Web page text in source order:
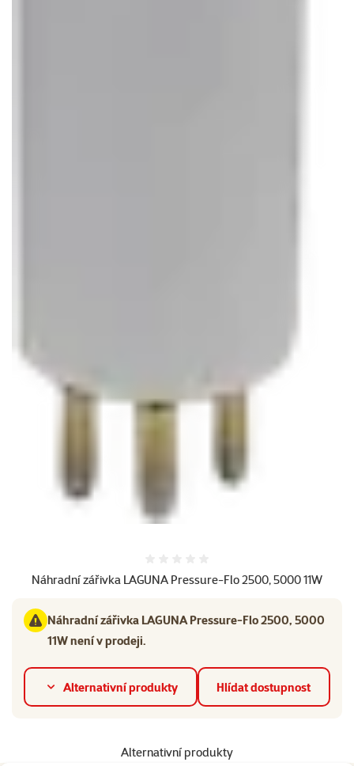
Náhradní zářivka LAGUNA Pressure-Flo 2500, 5000 11W
Náhradní zářivka LAGUNA Pressure-Flo 2500, 5000
11W není v prodeji.
Alternativní produkty Hlídat dostupnost
Alternativní produkty